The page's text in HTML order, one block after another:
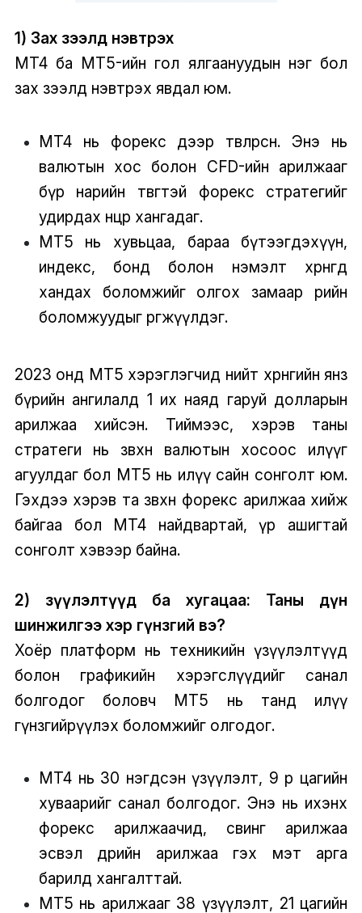
1) Зах зээлд нэвтрэх
MT4 ба MT5-ийн гол ялгаануудын нэг бол
зах зээлд нэвтрэх явдал юм.
MT4 нь форекс дээр төвлөрсөн. Энэ нь
валютын хос болон CFD-ийн арилжааг
бүр нарийн төвөгтэй форекс стратегийг
удирдах нөөцөөр хангадаг.
MT5 нь хувьцаа, бараа бүтээгдэхүүн,
индекс, бонд болон нэмэлт хөрөнгөд
хандах боломжийг олгох замаар өөрийн
боломжуудыг өргөжүүлдэг.
2023 онд MT5 хэрэглэгчид нийт хөрөнгийн янз
бүрийн ангилалд 1 их наяд гаруй долларын
арилжаа хийсэн. Тиймээс, хэрэв таны
стратеги нь зөвхөн валютын хосоос илүүг
агуулдаг бол MT5 нь илүү сайн сонголт юм.
Гэхдээ хэрэв та зөвхөн форекс арилжаа хийж
байгаа бол MT4 найдвартай, үр ашигтай
сонголт хэвээр байна.
2) Үзүүлэлтүүд ба хугацаа: Таны дүн
шинжилгээ хэр гүнзгий вэ?
Хоёр платформ нь техникийн үзүүлэлтүүд
болон графикийн хэрэгслүүдийг санал
болгодог боловч MT5 нь танд илүү
гүнзгийрүүлэх боломжийг олгодог.
MT4 нь 30 нэгдсэн үзүүлэлт, 9 өөр цагийн
хуваарийг санал болгодог. Энэ нь ихэнх
форекс арилжаачид, свинг арилжаа
эсвэл өдрийн арилжаа гэх мэт арга
барилд хангалттай.
MT5 нь арилжааг 38 үзүүлэлт, 21 цагийн